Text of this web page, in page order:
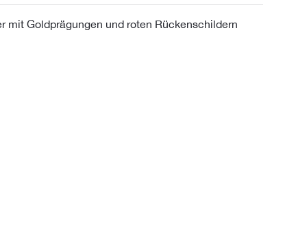
mit Goldprägungen und roten Rückenschildern